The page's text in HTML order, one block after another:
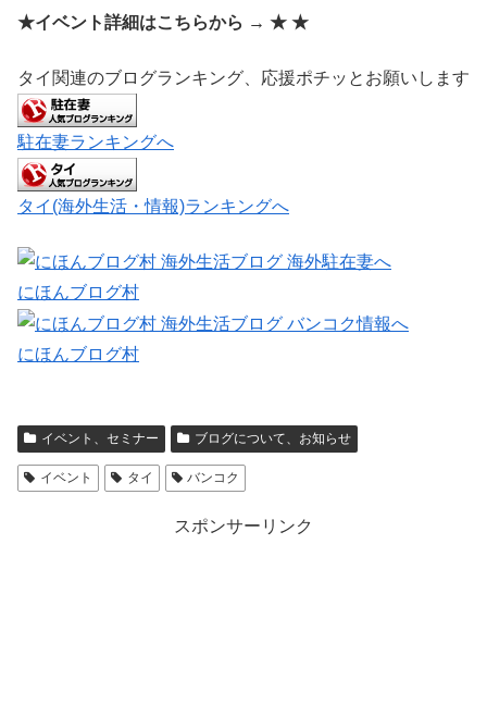
★イベント詳細はこちらから → ★ ★
タイ関連のブログランキング、応援ポチッとお願いします
駐在妻ランキングへ
タイ(海外生活・情報)ランキングへ
にほんブログ村
にほんブログ村
イベント、セミナー ブログについて、お知らせ
イベント タイ バンコク
スポンサーリンク